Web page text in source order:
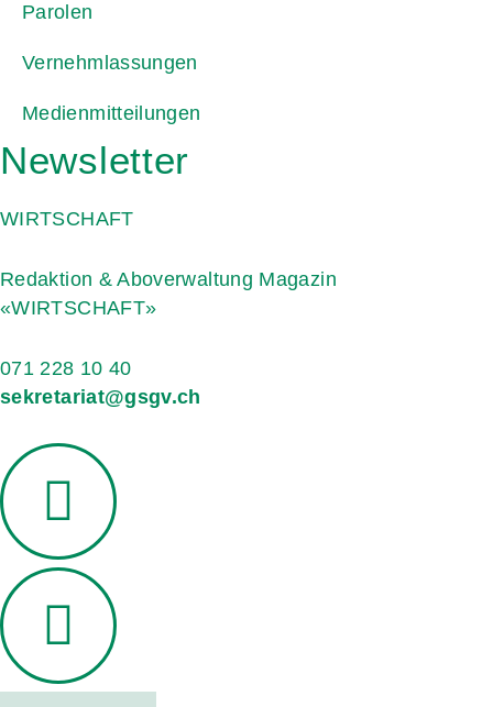
Parolen
Vernehmlassungen
Medienmitteilungen
Newsletter
WIRTSCHAFT
Redaktion & Aboverwaltung Magazin
«WIRTSCHAFT»
071 228 10 40
sekretariat@gsgv.ch